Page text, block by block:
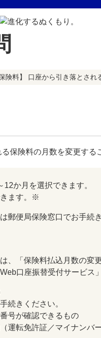
保険料】 口座から引き落とさ
保険料の月数を変更する
か月を選択できます。
きます。※
郵便局保険窓口でお手続
、「保険料払込月数の変
口座振替受付サービス
続きください。
号が確認できるもの
転免許証／マイナンバー